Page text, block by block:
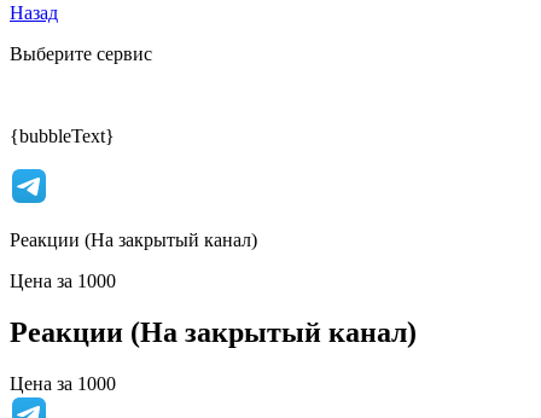
Назад
Выберите сервис
{bubbleText}
Реакции (На закрытый канал)
Цена за 1000
Реакции (На закрытый канал)
Цена за 1000